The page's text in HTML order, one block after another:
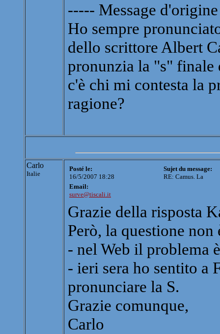
----- Message
Ho sempre
dello scrittore Albert
pronunzia la "s"
c'è chi mi contesta la
ragione?
Carlo
Italie
Posté le:
16/5/2007 18:28
Sujet du message:
RE: Camus. La
Email:
surve@tiscali.it
Grazie della risposta
Però, la questione
- nel Web il problema
- ieri sera ho sentito a
pronunciare la S.
Grazie comunque,
Carlo